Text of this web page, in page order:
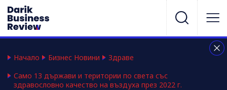
Начало Бизнес Новини
Здраве
Само 13 държави и територии по света със
здравословно качество на въздуха през 2022 г.